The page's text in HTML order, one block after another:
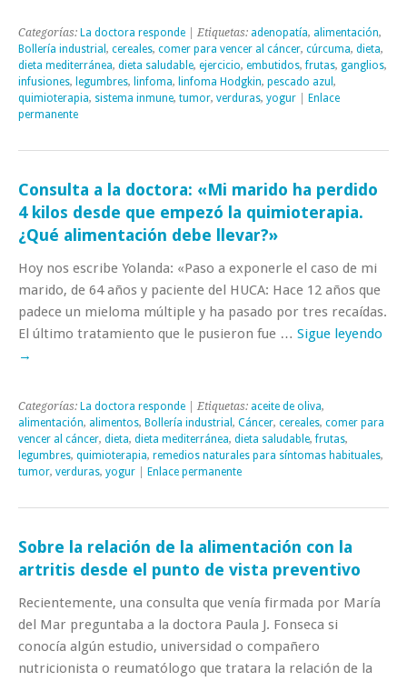
Categorías: La doctora responde | Etiquetas: adenopatía, alimentación,
Bollería industrial , cereales, comer para vencer al cáncer, cúrcuma, dieta,
dieta mediterránea, dieta saludable, ejercicio, embutidos,frutas, ganglios,
infusiones, legumbres, linfoma, linfoma Hodgkin, pescado azul ,
quimioterapia, sistema inmune, tumor, verduras, yogur
Enlace
permanente
Consulta a la doctora: «Mi marido ha perdido
4 kilos desde que empezó la quimioterapia.
¿Qué alimentación debe llevar?»
Hoy nos escribe Yolanda: «Paso a exponerle el caso de mi
marido, de 64 años y paciente del HUCA: Hace 12 años que
padece un mieloma múltiple y ha pasado por tres recaídas.
El último tratamiento que le pusieron fue … Sigue leyendo
→
Categorías: La doctora responde | Etiquetas: aceite de oliva,
alimentación, alimentos, Bollería industrial , Cáncer, cereales, comer para
vencer al cáncer, dieta, dieta mediterránea, dieta saludable,frutas,
legumbres, quimioterapia, remedios naturales para síntomas habituales,
tumor, verduras, yogur Enlace permanente
Sobre la relación de la alimentación con la
artritis desde el punto de vista preventivo
Recientemente, una consulta que venía firmada por María
del Mar preguntaba a la doctora Paula J. Fonseca si
conocía algún estudio, universidad o compañero
nutricionista o reumatólogo que tratara la relación de la